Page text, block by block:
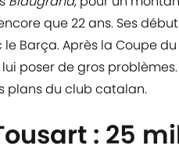
que 22 ans. Ses
Barça. Après la Coupe
poser de gros
plans du club catalan.
: 25